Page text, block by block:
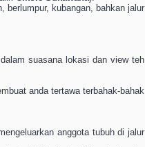
berlumpur, kubangan, bahkan jalur
suasana lokasi dan view teh
anda tertawa terbahak-bahak
anggota tubuh di jalur